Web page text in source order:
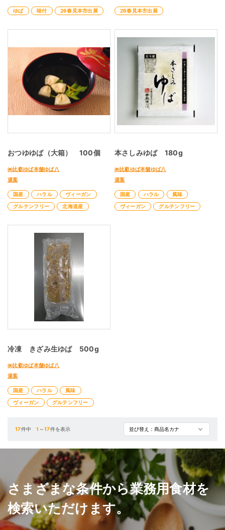
ゆば 味付 26春見本市出展 26春見本市出展
おつゆゆば（大箱） 100個
㈱比叡ゆば本舗ゆば八
湯葉
国産 ハラル
ヴィーガン
グルテンフリー
北海道産
本さしみゆば 180g
㈱比叡ゆば本舗ゆば八
湯葉
国産 ハラル
風味
ヴィーガン
グルテンフリー
冷凍 きざみ生ゆば 500g
㈱比叡ゆば本舗ゆば八
湯葉
国産 ハラル
風味
ヴィーガン
グルテンフリー
17件中1 ～17件を表示
さまざまな条件から業務用食材を
検索いただけます。